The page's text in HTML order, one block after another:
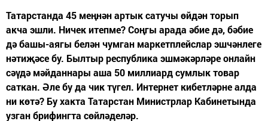
Татарстанда 45 меңнән артык сатучы өйдән торып
акча эшли. Ничек итепме? Соңгы арада әбие дә, бәбие
дә башы-аягы белән чумган маркетплейслар эшчәнлеге
нәтиҗәсе бу. Былтыр республика эшмәкәрләре онлайн
сәүдә мәйданнары аша 50 миллиард сумлык товар
саткан. Әле бу да чик түгел. Интернет кибетләрне алда
ни көтә? Бу хакта Татарстан Министрлар Кабинетында
узган брифингта сөйләделәр.